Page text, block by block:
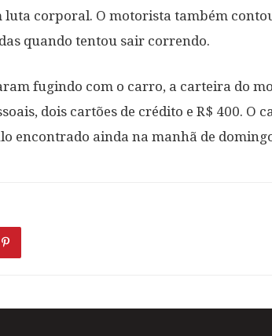
luta corporal. O motorista também
quando tentou sair correndo.
fugindo com o carro, a carteira do
dois cartões de crédito e R$ 400. O
encontrado ainda na manhã de